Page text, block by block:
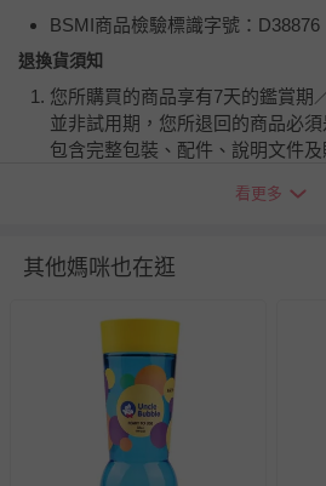
BSMI商品檢驗標識字號：D38876
退換貨須知
您所購買的商品享有7天的鑑賞期
並非試用期，您所退回的商品必
包含完整包裝、配件、說明文件及
退貨，您可至『查詢訂單』>『已
至媽咪愛LINE@客服ID:
針對滿件折/滿額贈…等活動，如
留商品未達活動門檻，將以原價
看更多
其他媽咪也在逛